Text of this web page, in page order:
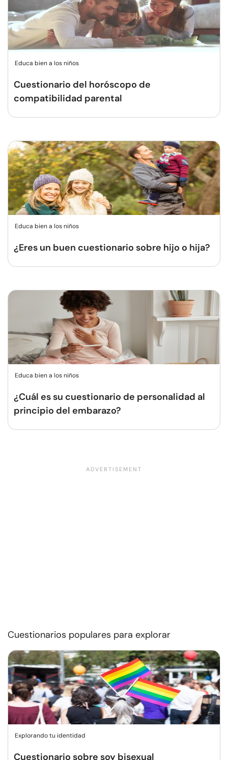
Educa bien a los niños
Cuestionario del horóscopo de
compatibilidad parental
Educa bien a los niños
¿Eres un buen cuestionario sobre hijo o hija?
Educa bien a los niños
¿Cuál es su cuestionario de personalidad al
principio del embarazo?
Cuestionarios populares para explorar
Explorando tu identidad
Cuestionario sobre soy bisexual